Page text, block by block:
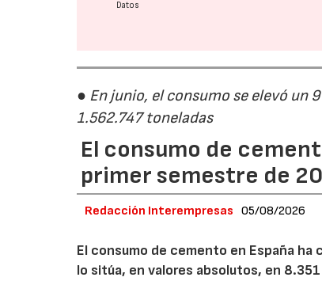
Datos
● En junio, el consumo se elevó un
1.562.747 toneladas
El consumo de
primer semestre de
Redacción Interempresas 05/08/2026
El consumo de cemento en España ha
lo sitúa, en valores absolutos, en